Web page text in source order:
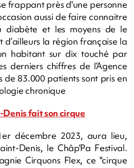
frappant près d'une personne
aussi de faire connaitre
diabète et les moyens de le
d’ailleurs la région française la
habitant sur dix touché par
derniers chiffres de l’Agence
de 83.000 patients sont pris en
chronique
fait son cirque
décembre 2023, aura lieu,
Denis, le Châp'Pa Festival.
Cirquons Flex, ce "cirque